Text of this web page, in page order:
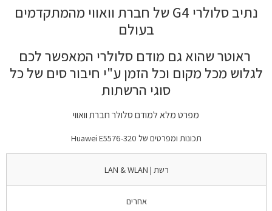
נתיב סלולרי G4 של חברת וואווי מהמתקדמים
בעולם
ראוטר שהוא גם מודם סלולרי המאפשר לכם
לגלוש מכל מקום וכל הזמן ע"י חיבור סים של כל
סוגי הרשתות
מפרט מלא למודם סלולר חברת וואווי
תכונות ומפרטים של Huawei E5576-320
רשת | LAN & WLAN
אחרים